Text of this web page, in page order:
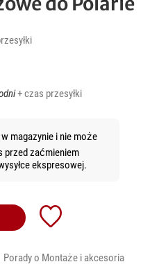
+ czas przesyłki
magazynie i nie może
przed zaćmieniem
ekspresowej.
Porady o Montaże i akcesoria